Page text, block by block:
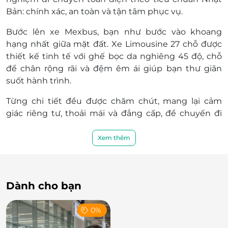
áp dụng theo quy định của Mexbus.
Nếu đổi vé từ 4 vé trở lên, khách hàng phải
thông báo trước giờ khởi hành 24 tiếng
Lễ, Tết phí đổi vé 30% giá bán áp dụng theo
quy định của Mexbus.
Chính sách hủy vé:
Trước giờ khởi hành 24h: Miễn phí.
10% giá bán áp dụng theo quy định của
Mexbus.
bán áp dụng theo quy định của Mexbus.
Dịch vụ thêm: Tiễn sân bay ga đi quốc tế, nội địa
Ngày áp dụng: Thứ 6 - Chủ nhật
Giờ áp dụng: Theo lịch trình khởi hành của nhà
Số lượng e-Voucher áp dụng: 01 voucher/ 01
Bản: chính xác, an toàn và tận tâm phục vụ.
Bước lên xe Mexbus, bạn như bước vào khoang
hạng nhất giữa mặt đất. Xe Limousine 27 chỗ được
thiết kế tinh tế vớighế bọc da nghiêng 45 độ,chỗ
để chân rộng rãi và đệm êm ái giúp bạn thư giãn
suốt hành trình.
Từng chi tiết đều được chăm chút, mang lại cảm
giác riêng tư, thoải mái và đẳng cấp, để chuyến đi
nghiệm nghỉ dưỡng trọn vẹn.
Xem thêm
Dành cho bạn
0%